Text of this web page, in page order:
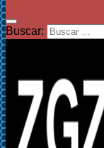
Buscar: